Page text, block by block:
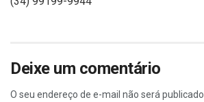
Deixe um comentário
O seu endereço de e-mail não será publicado.